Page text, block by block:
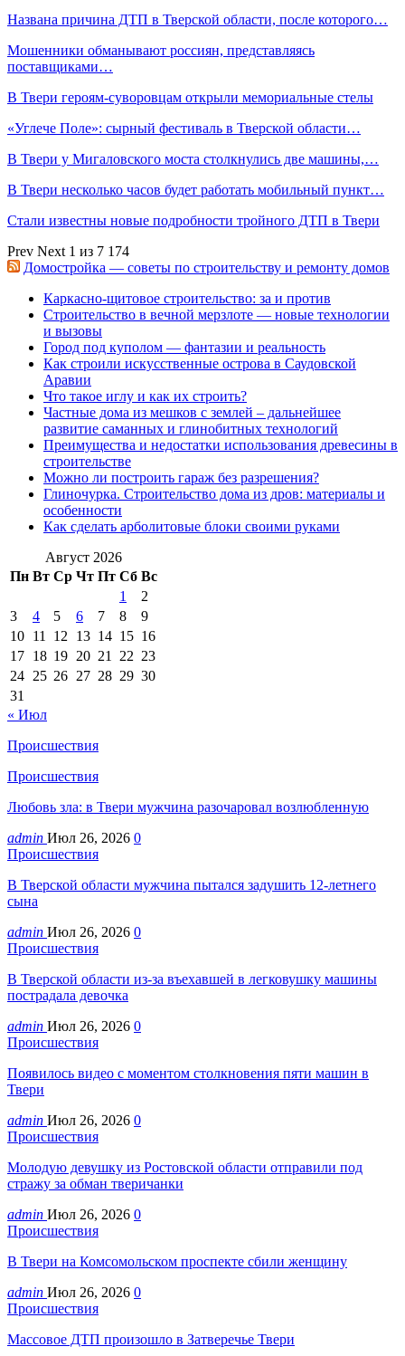
Названа причина ДТП в Тверской области, после которого…
Мошенники обманывают россиян, представляясь
поставщиками…
В Твери героям-суворовцам открыли мемориальные стелы
«Углече Поле»: сырный фестиваль в Тверской области…
В Твери у Мигаловского моста столкнулись две машины,…
В Твери несколько часов будет работать мобильный пункт…
Стали известны новые подробности тройного ДТП в Твери
Prev Next 1 из 7 174
Домостройка — советы по строительству и ремонту домов
Каркасно-щитовое строительство: за и против
Строительство в вечной мерзлоте — новые технологии
и вызовы
Город под куполом — фантазии и реальность
Как строили искусственные острова в Саудовской
Аравии
Что такое иглу и как их строить?
Частные дома из мешков с землей – дальнейшее
развитие саманных и глинобитных технологий
Преимущества и недостатки использования древесины в
строительстве
Можно ли построить гараж без разрешения?
Глиночурка. Строительство дома из дров: материалы и
особенности
Как сделать арболитовые блоки своими руками
Август 2026
Пн Вт Ср Чт Пт Сб Вс
1
2
3
4 5 6 7 8
9
10 11 12 13 14 15 16
17 18 19 20 21 22 23
24 25 26 27 28 29 30
31
« Июл
Происшествия
Происшествия
Любовь зла: в Твери мужчина разочаровал возлюбленную
admin Июл 26, 2026 0
Происшествия
В Тверской области мужчина пытался задушить 12-летнего
сына
admin Июл 26, 2026 0
Происшествия
В Тверской области из-за въехавшей в легковушку машины
пострадала девочка
admin Июл 26, 2026 0
Происшествия
Появилось видео с моментом столкновения пяти машин в
Твери
admin Июл 26, 2026 0
Происшествия
Молодую девушку из Ростовской области отправили под
стражу за обман тверичанки
admin Июл 26, 2026 0
Происшествия
В Твери на Комсомольском проспекте сбили женщину
admin Июл 26, 2026 0
Происшествия
Массовое ДТП произошло в Затверечье Твери